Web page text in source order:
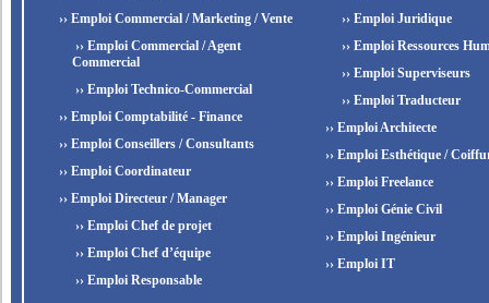
›› Emploi Commercial / Marketing / Vente
›› Emploi Commercial / Agent
Commercial
›› Emploi Technico-Commercial
›› Emploi Comptabilité - Finance
›› Emploi Conseillers / Consultants
›› Emploi Coordinateur
›› Emploi Directeur / Manager
›› Emploi Chef de projet
›› Emploi Chef d’équipe
›› Emploi Responsable
›› Emploi Juridique
›› Emploi Ressources
›› Emploi Superviseurs
›› Emploi Traducteur
›› Emploi Architecte
›› Emploi Esthétique /
›› Emploi Freelance
›› Emploi Génie Civil
›› Emploi Ingénieur
›› Emploi IT